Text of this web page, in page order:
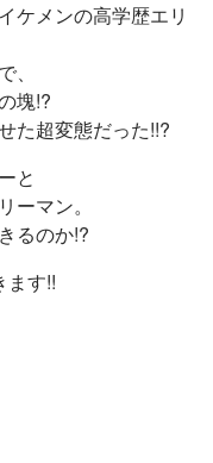
ケメンの高学歴エリ
塊!?
た超変態だった!!?
と
マン。
るのか!?
ます!!